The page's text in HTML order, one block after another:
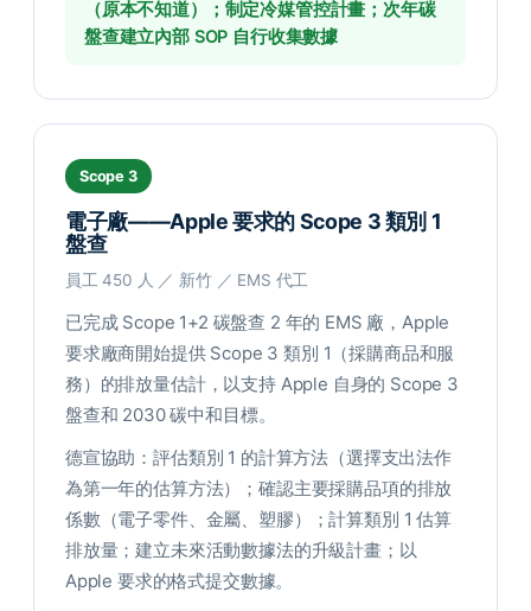
（原本不知道）；制定冷媒管控計畫；次年碳
盤查建立內部 SOP 自行收集數據
Scope 3
電子廠——Apple 要求的 Scope 3 類別 1
盤查
員工 450 人 ／ 新竹 ／ EMS 代工
已完成 Scope 1+2 碳盤查 2 年的 EMS 廠，Apple
要求廠商開始提供 Scope 3 類別 1（採購商品和服
務）的排放量估計，以支持 Apple 自身的 Scope 3
盤查和 2030 碳中和目標。
德宣協助：評估類別 1 的計算方法（選擇支出法作
為第一年的估算方法）；確認主要採購品項的排放
係數（電子零件、金屬、塑膠）；計算類別 1 估算
排放量；建立未來活動數據法的升級計畫；以
Apple 要求的格式提交數據。